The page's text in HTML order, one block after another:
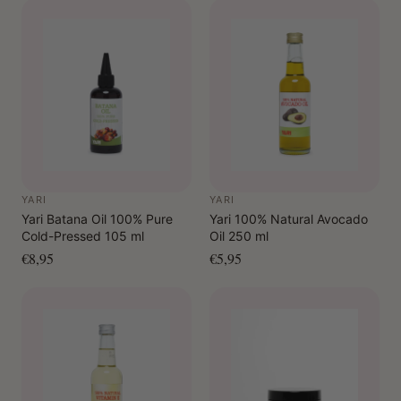
YARI
Yari Batana Oil 100% Pure
Cold-Pressed 105 ml
€8,95
YARI
Yari 100% Natural Avocado
Oil 250 ml
€5,95